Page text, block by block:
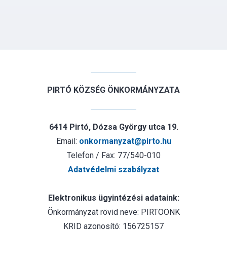
PIRTÓ KÖZSÉG ÖNKORMÁNYZATA
6414 Pirtó, Dózsa György utca 19.
Email: onkormanyzat@pirto.hu
Telefon / Fax: 77/540-010
Adatvédelmi szabályzat
Elektronikus ügyintézési adataink:
Önkormányzat rövid neve: PIRTOONK
KRID azonosító: 156725157